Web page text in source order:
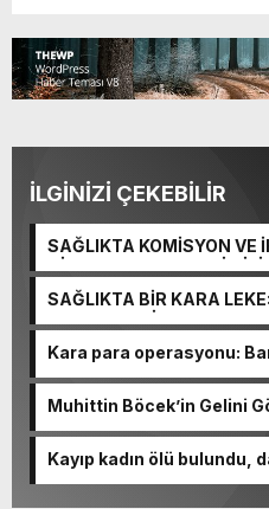
İLGİNİZİ ÇEKEBİLİR
SAĞLIKTA KOMİSYON VE
NİHAT URUÇ VE SEMİH
VURGUNU!
SAĞLIKTA BİR KARA
MERKEZLERİ VE
Kara para operasyonu:
Muhittin Böcek’in Gelini
Kayıp kadın ölü bulundu,